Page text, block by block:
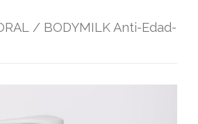
/ BODYMILK Anti-Edad-